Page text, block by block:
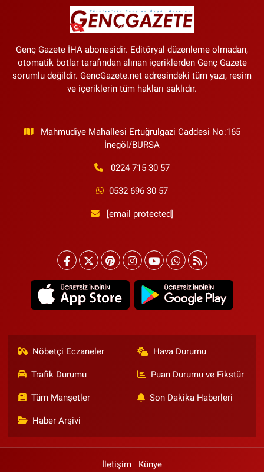
Genç Gazete İHA abonesidir. Editöryal düzenleme olmadan,
otomatik botlar tarafından alınan içeriklerden Genç Gazete
sorumlu değildir. GencGazete.net adresindeki tüm yazı, resim
ve içeriklerin tüm hakları saklıdır.
Mahmudiye Mahallesi Ertuğrulgazi Caddesi No:165
İnegöl/BURSA
0224 715 30 57
0532 696 30 57
[email protected]
Nöbetçi Eczaneler Hava Durumu
Trafik Durumu Puan Durumu ve Fikstür
Tüm Manşetler Son Dakika Haberleri
Haber Arşivi
İletişim Künye